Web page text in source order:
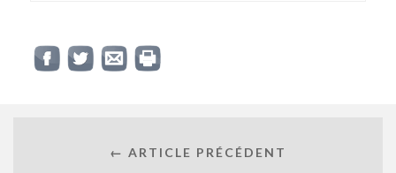
← ARTICLE PRÉCÉDENT